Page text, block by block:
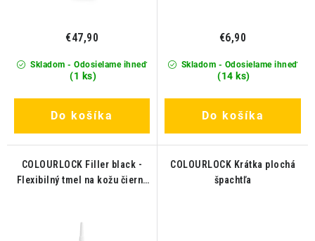
Skladom - Odosielame ihneď
(1 ks)
€47,90
Do košíka
Skladom - Odosielame ihneď
(14 ks)
€6,90
Do košíka
COLOURLOCK Filler black -
Flexibilný tmel na kožu čierny
COLOURLOCK Krátka plochá
špachtľa